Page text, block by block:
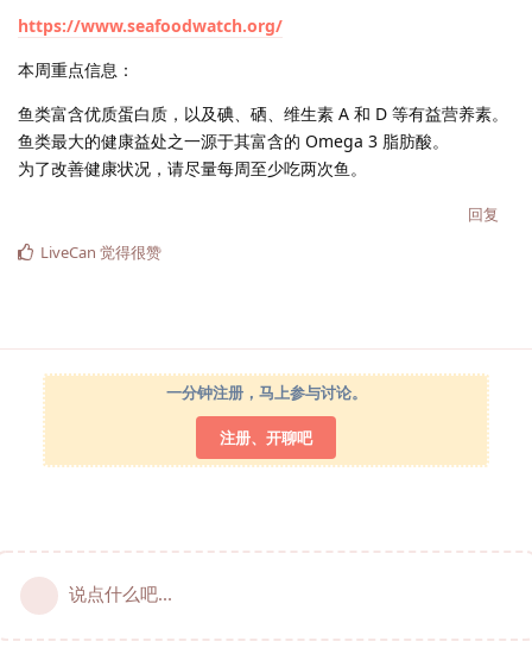
https://www.seafoodwatch.org/
本周重点信息：
鱼类富含优质蛋白质，以及碘、硒、维生素 A 和 D 等有益营养素。
鱼类最大的健康益处之一源于其富含的 Omega 3 脂肪酸。
为了改善健康状况，请尽量每周至少吃两次鱼。
回复
LiveCan 觉得很赞
一分钟注册，马上参与讨论。
注册、开聊吧
说点什么吧...